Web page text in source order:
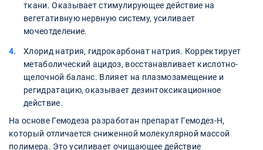
ткани. Оказывает стимулирующее действие на
вегетативную нервную систему, усиливает
мочеотделение.
Хлорид натрия, гидрокарбонат натрия. Корректирует
метаболический ацидоз, восстанавливает кислотно-
щелочной баланс. Влияет на плазмозамещение и
регидратацию, оказывает дезинтоксикационное
действие.
На основе Гемодеза разработан препарат Гемодез-Н,
который отличается сниженной молекулярной массой
полимера. Это усиливает очищающее действие